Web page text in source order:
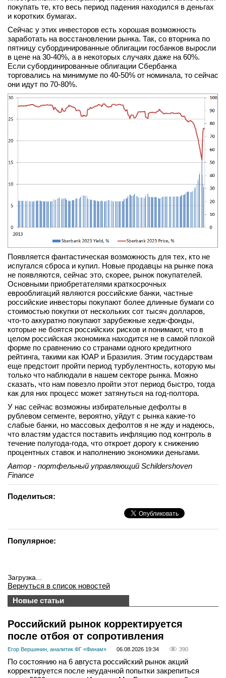
покупать те, кто весь период падения находился в деньгах
и коротких бумагах.
Сейчас у этих инвесторов есть хорошая возможность
заработать на восстановлении рынка. Так, со вторника по
пятницу субординированные облигации госбанков выросли
в цене на 30-40%, а в некоторых случаях даже на 60%.
Если субординированные облигации Сбербанка
торговались на минимуме по 40-50% от номинала, то сейчас
они идут по 70-80%.
Появляется фантастическая возможность для тех, кто не
испугался сброса и купил. Новые продавцы на рынке пока
не появляются, сейчас это, скорее, рынок покупателей.
Основными приобретателями краткосрочных
еврооблигаций являются российские банки, частные
российские инвесторы покупают более длинные бумаги со
стоимостью покупки от нескольких сот тысяч долларов,
что-то аккуратно покупают зарубежные хедж-фонды,
которые не боятся российских рисков и понимают, что в
целом российская экономика находится не в самой плохой
форме по сравнению со странами одного кредитного
рейтинга, такими как ЮАР и Бразилия. Этим государствам
еще предстоит пройти период турбулентность, которую мы
только что наблюдали в нашем секторе рынка. Можно
сказать, что нам повезло пройти этот период быстро, тогда
как для них процесс может затянуться на год-полтора.
У нас сейчас возможны избирательные дефолты в
рублевом сегменте, вероятно, уйдут с рынка какие-то
слабые банки, но массовых дефолтов я не жду и надеюсь,
что властям удастся поставить инфляцию под контроль в
течение полугода-года, что откроет дорогу к снижению
процентных ставок и наполнению экономики деньгами.
Автор - портфельный управляющий Schildershoven
Finance
Поделиться:
Популярное:
Загрузка...
Вернуться в список новостей
Новые статьи
Российский рынок корректируется
после отбоя от сопротивления
Егор Вершинин, аналитик ФГ «Финам» 06.08.2026 19:34 390
По состоянию на 6 августа российский рынок акций
корректируется после неудачной попытки закрепиться